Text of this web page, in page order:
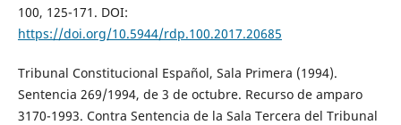
100, 125-171. DOI:
https://doi.org/10.5944/rdp.100.2017.20685
Tribunal Constitucional Español, Sala Primera (1994).
Sentencia 269/1994, de 3 de octubre. Recurso de amparo
3170-1993. Contra Sentencia de la Sala Tercera del Tribunal